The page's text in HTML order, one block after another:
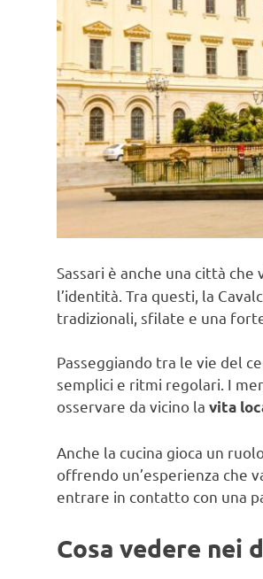
Sassari è anche una città che
l’identità. Tra questi, la
tradizionali, sfilate e una
Passeggiando tra le vie del
semplici e ritmi regolari. I
osservare da vicino la vita
Anche la cucina gioca un
offrendo un’esperienza che
entrare in contatto con una
Cosa vedere nei